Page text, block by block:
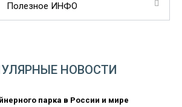
Полезное ИНФО
НОВОСТИ
парка в России и мире